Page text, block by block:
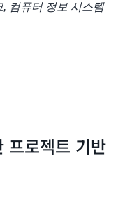
, 컴퓨터 정보 시스템
프로젝트 기반